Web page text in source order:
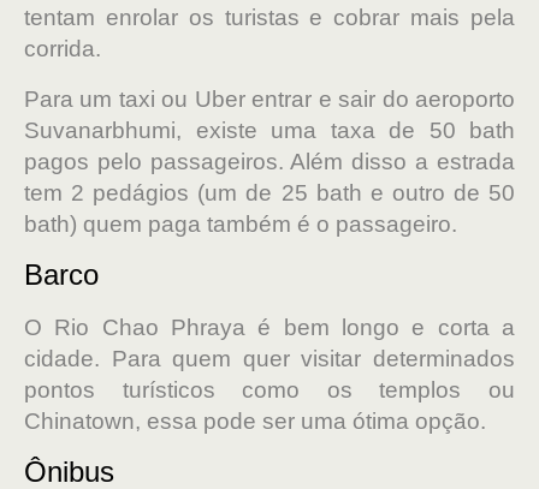
tentam enrolar os turistas e cobrar mais pela
corrida.
Para um taxi ou Uber entrar e sair do aeroporto
Suvanarbhumi, existe uma taxa de 50 bath
pagos pelo passageiros. Além disso a estrada
tem 2 pedágios (um de 25 bath e outro de 50
bath) quem paga também é o passageiro.
Barco
O Rio Chao Phraya é bem longo e corta a
cidade. Para quem quer visitar determinados
pontos turísticos como os templos ou
Chinatown, essa pode ser uma ótima opção.
Ônibus